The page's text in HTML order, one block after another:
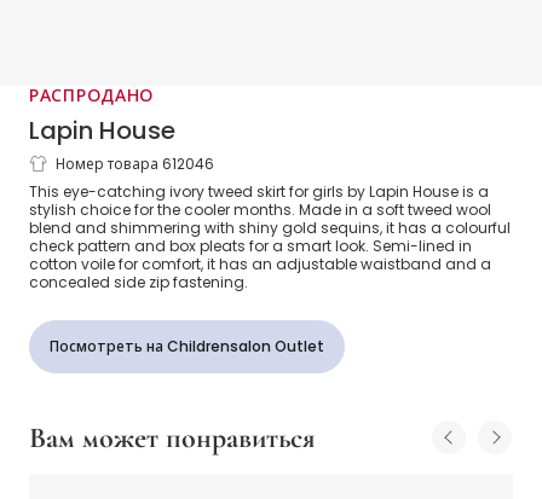
РАСПРОДАНО
Lapin House
Girls Ivory Sequinned Wool Tweed Skirt
Номер товара 612046
This eye-catching ivory tweed skirt for girls by Lapin House is a
stylish choice for the cooler months. Made in a soft tweed wool
blend and shimmering with shiny gold sequins, it has a colourful
check pattern and box pleats for a smart look. Semi-lined in
cotton voile for comfort, it has an adjustable waistband and a
concealed side zip fastening.
Посмотреть на Childrensalon Outlet
Вам может понравиться